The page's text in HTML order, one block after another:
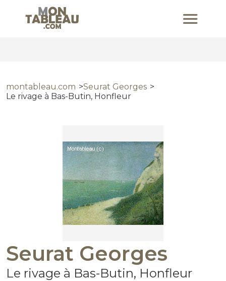
montableau.com
Seurat Georges
Le rivage à Bas-Butin, Honfleur
Seurat Georges
Le rivage à Bas-Butin, Honfleur